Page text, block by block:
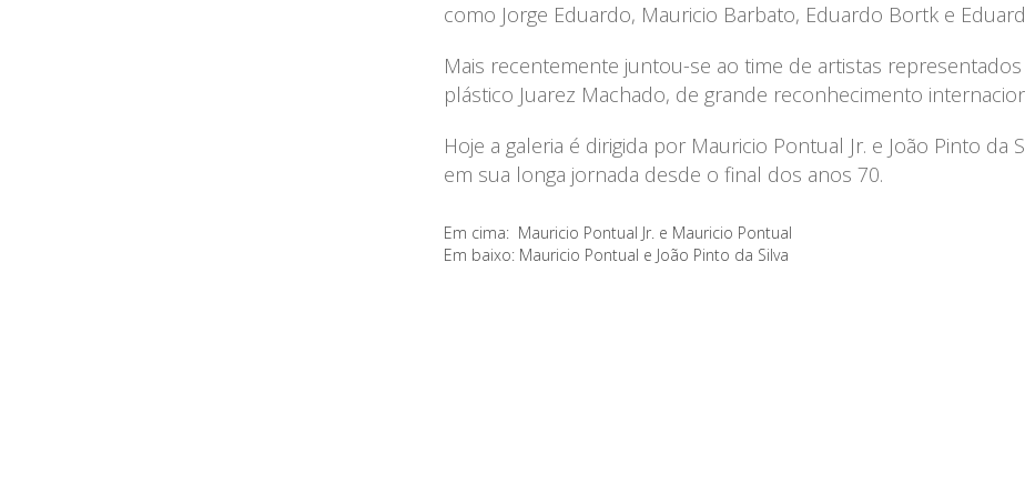
como Jorge Eduardo, Mauricio Barbato, Eduardo Bortk e
Mais recentemente juntou-se ao time de artistas
plástico Juarez Machado, de grande reconhecimento
Hoje a galeria é dirigida por Mauricio Pontual Jr. e João Pinto
em sua longa jornada desde o final dos anos 70.
Em cima: Mauricio Pontual Jr. e Mauricio Pontual
Em baixo: Mauricio Pontual e João Pinto da Silva